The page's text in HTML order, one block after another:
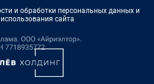
и обработки персональных данных и
сайта